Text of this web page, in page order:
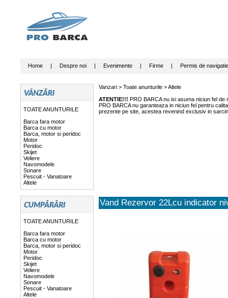
Home | Despre noi | Evenimente | Firme | Permis de navigatie
TOATE ANUNTURILE
Barca fara motor
Barca cu motor
Barca, motor si peridoc
Motor
Peridoc
Skijet
Veliere
Navomodele
Sonare
Pescuit - Vanatoare
Altele
TOATE ANUNTURILE
Barca fara motor
Barca cu motor
Barca, motor si peridoc
Motor
Peridoc
Skijet
Veliere
Navomodele
Sonare
Pescuit - Vanatoare
Altele
Vanzari > Toate anunturile >Altele
ATENTIE!!! PRO BARCA nu isi asuma niciun fel
PRO BARCA nu garanteaza in niciun fel pentru
prezente pe site, acestea revenind exclusiv in
Vand Rezervor 22Lcu indicator